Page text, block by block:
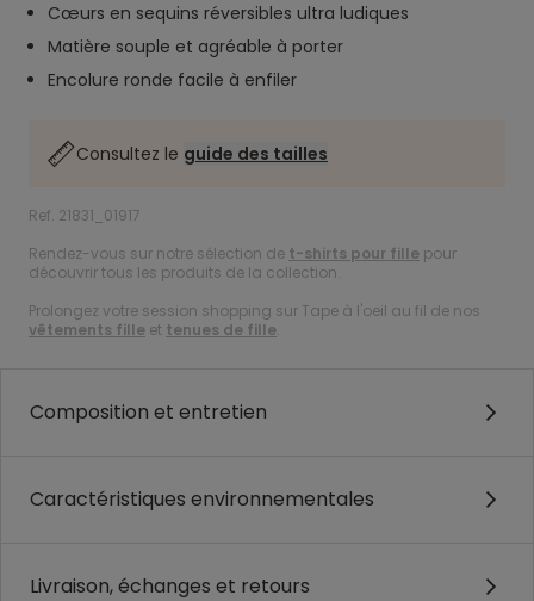
Cœurs en sequins réversibles ultra ludiques
Matière souple et agréable à porter
Encolure ronde facile à enfiler
Consultez le guide des tailles
Ref. 21831_01917
Rendez-vous sur notre sélection de t-shirts pour fille pour
découvrir tous les produits de la collection.
Prolongez votre session shopping sur Tape à l'oeil au fil de nos
vêtements fille et tenues de fille.
Composition et entretien
Caractéristiques environnementales
Livraison, échanges et retours